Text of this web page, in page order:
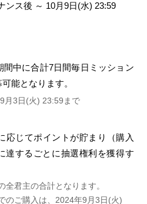
ンス後 ～ 10月9日(水) 23:59
中に合計7日間毎日ミッション
能となります。
月3日(火) 23:59まで
応じてポイントが貯まり（購入
達するごとに抽選権利を獲得す
全君主の合計となります。
のご購入は、2024年9月3日(火)